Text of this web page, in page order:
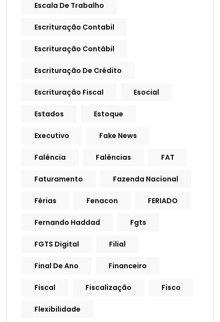
Escala De Trabalho
Escrituração Contabil
Escrituração Contábil
Escrituração De Crédito
Escrituração Fiscal Esocial
Estados Estoque
Executivo Fake News
Falência Falências FAT
Faturamento Fazenda Nacional
Férias Fenacon FERIADO
Fernando Haddad Fgts
FGTS Digital Filial
Final De Ano Financeiro
Fiscal Fiscalização Fisco
Flexibilidade